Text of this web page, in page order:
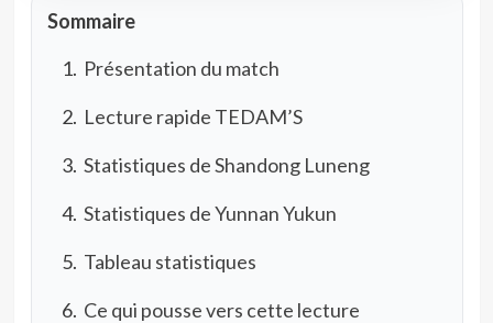
Sommaire
Présentation du match
Lecture rapide TEDAM’S
Statistiques de Shandong Luneng
Statistiques de Yunnan Yukun
Tableau statistiques
Ce qui pousse vers cette lecture